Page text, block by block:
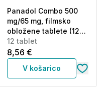
Panadol Combo 500
mg/65 mg, filmsko
obložene tablete (12
tablet)
12 tablet
8,56 €
V košarico